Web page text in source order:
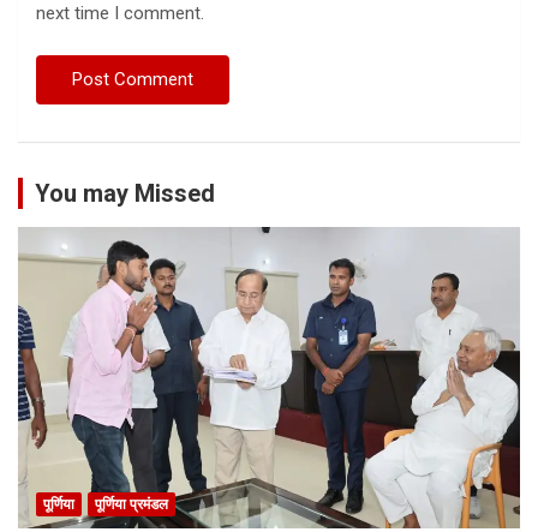
next time I comment.
You may Missed
पूर्णिया पूर्णिया प्रमंडल